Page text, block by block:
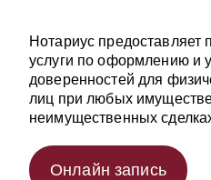
Нотариус
услуги по оформлению и
доверенностей для
лиц при любых
неимущественных
Онлайн запись